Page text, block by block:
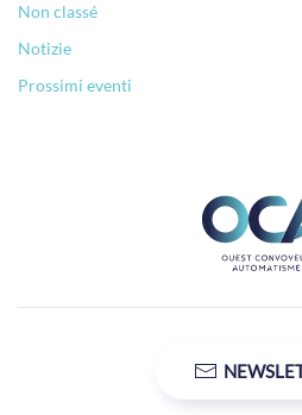
Non classé
Notizie
Prossimi eventi